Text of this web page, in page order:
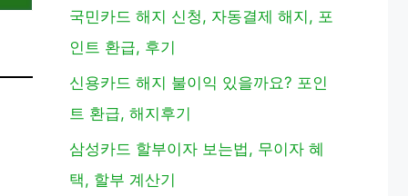
국민카드 해지 신청, 자동결제 해지, 포
인트 환급, 후기
신용카드 해지 불이익 있을까요? 포인
트 환급, 해지후기
삼성카드 할부이자 보는법, 무이자 혜
택, 할부 계산기